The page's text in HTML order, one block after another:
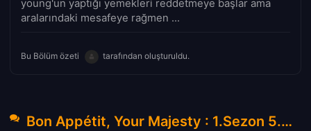
young'un yaptığı yemekleri reddetmeye başlar ama
aralarındaki mesafeye rağmen ...
Bu Bölüm özeti tarafından oluşturuldu.
Bon Appétit, Your Majesty : 1.Sezon 5.Bölüm Hakkında Yorumlar